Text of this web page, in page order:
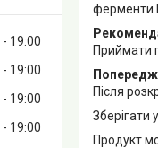
ферменти
Приймати
Після
Зберігати
Продукт
19:00
19:00
19:00
19:00